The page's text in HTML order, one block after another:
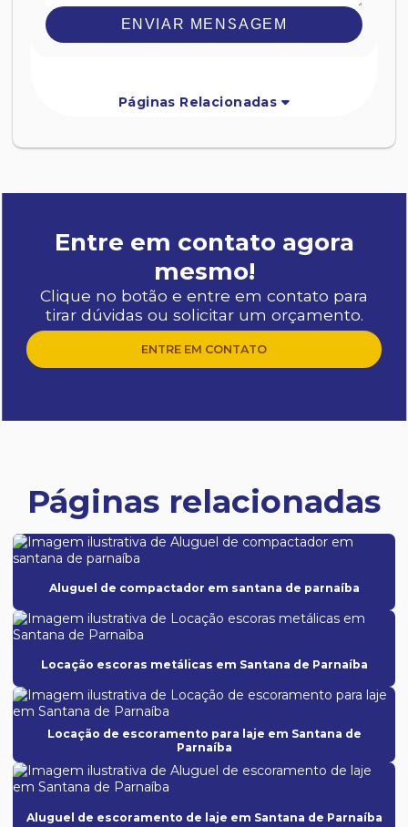
ENVIAR MENSAGEM
Páginas Relacionadas
Entre em contato agora
mesmo!
Clique no botão e entre em contato para
tirar dúvidas ou solicitar um orçamento.
ENTRE EM CONTATO
Páginas relacionadas
Aluguel de compactador em santana de parnaíba
Locação escoras metálicas em Santana de Parnaíba
Locação de escoramento para laje em Santana de
Parnaíba
Aluguel de escoramento de laje em Santana de Parnaíba